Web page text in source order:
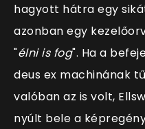
hagyott hátra egy
azonban egy
"élni is fog". Ha a
deus ex machinának
valóban az is volt,
nyúlt bele a